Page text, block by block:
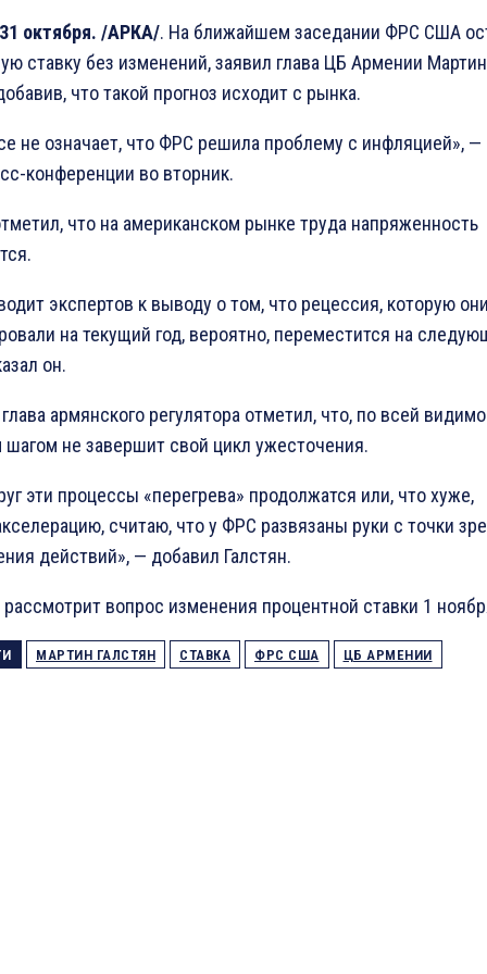
октября. /АРКА/. На ближайшем заседании ФРС США
ставку без изменений, заявил глава ЦБ Армении Мартин
что такой прогноз исходит с рынка.
не означает, что ФРС решила проблему с инфляцией», —
конференции во вторник.
что на американском рынке труда напряженность
экспертов к выводу о том, что рецессия, которую
на текущий год, вероятно, переместится на
он.
армянского регулятора отметил, что, по всей
не завершит свой цикл ужесточения.
эти процессы «перегрева» продолжатся или, что хуже,
считаю, что у ФРС развязаны руки с точки
действий», — добавил Галстян.
вопрос изменения процентной ставки 1
МАРТИН ГАЛСТЯН СТАВКА ФРС США ЦБ АРМЕНИИ